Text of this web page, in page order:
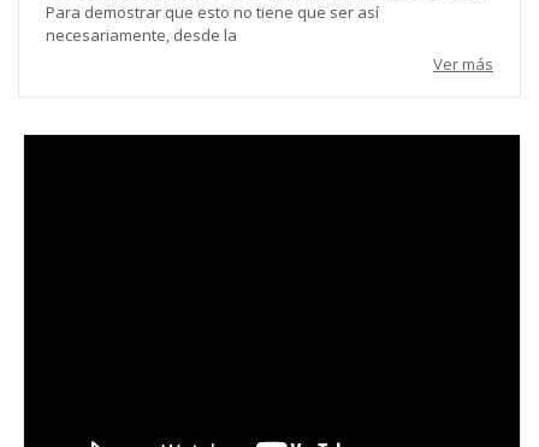
Para demostrar que esto no tiene que ser así
necesariamente, desde la
Ver más